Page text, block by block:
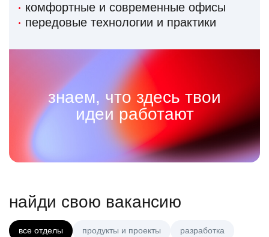
комфортные и современные офисы
передовые технологии и практики
знаем, что здесь твои
идеи работают
найди свою вакансию
все отделы продукты и проекты разработка